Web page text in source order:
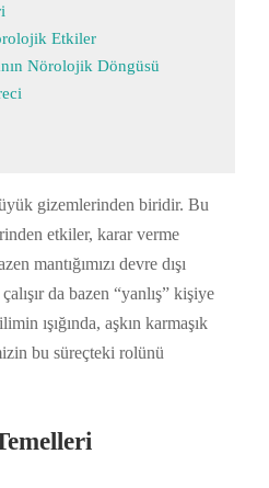
Etkiler
Nörolojik Döngüsü
gizemlerinden biridir. Bu
etkiler, karar verme
mantığımızı devre dışı
da bazen “yanlış” kişiye
ışığında, aşkın karmaşık
bu süreçteki rolünü